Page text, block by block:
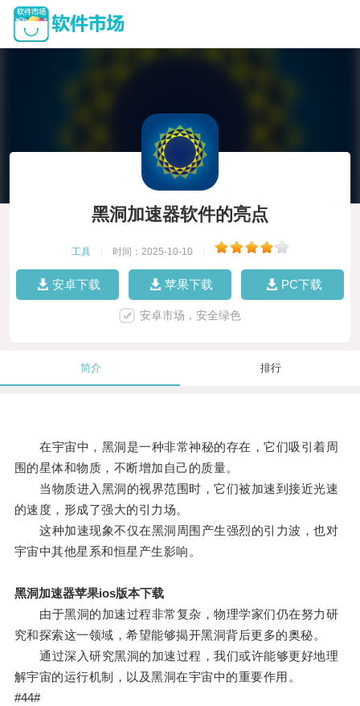
黑洞加速器软件的亮点
工具 时间：2025-10-10
安卓下载 苹果下载 PC下载
安卓市场，安全绿色
简介 排行
在宇宙中，黑洞是一种非常神秘的存在，它们吸引着周
围的星体和物质，不断增加自己的质量。
当物质进入黑洞的视界范围时，它们被加速到接近光速
的速度，形成了强大的引力场。
这种加速现象不仅在黑洞周围产生强烈的引力波，也对
宇宙中其他星系和恒星产生影响。
黑洞加速器苹果ios版本下载
由于黑洞的加速过程非常复杂，物理学家们仍在努力研
究和探索这一领域，希望能够揭开黑洞背后更多的奥秘。
通过深入研究黑洞的加速过程，我们或许能够更好地理
解宇宙的运行机制，以及黑洞在宇宙中的重要作用。
#44#